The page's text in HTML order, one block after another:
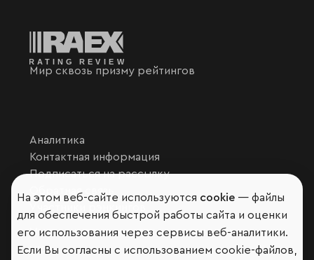
Мир сквозь призму рейтингов
Аналитика
Контактная информация
Подписаться на рассылку
Обратная связь
Участники рэнкингов
Мы в социальных сетях и мессенджерах
VK
На этом веб-сайте используются cookie — файлы
для обеспечения быстрой работы сайта и оценки
его использования через сервисы веб-аналитики.
Если Вы согласны с использованием cookie-файлов,